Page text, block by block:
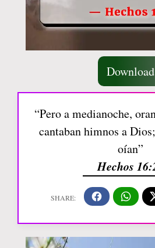
Download
“Pero a medianoche,
cantaban himnos a
oían”
Hechos